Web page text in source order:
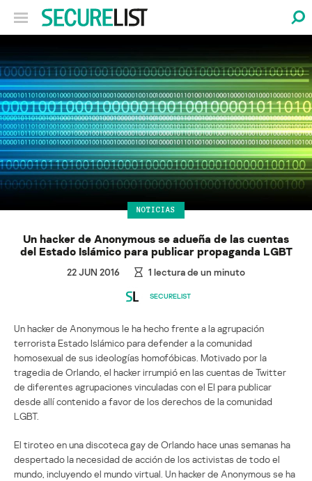
NOTICIAS
Un hacker de Anonymous se adueña de las cuentas
del Estado Islámico para publicar propaganda LGBT
22 JUN 2016 1 lectura de un minuto
SECURELIST
Un hacker de Anonymous le ha hecho frente a la agrupación
terrorista Estado Islámico para defender a la comunidad
homosexual de sus ideologías homofóbicas. Motivado por la
tragedia de Orlando, el hacker irrumpió en las cuentas de Twitter
de diferentes agrupaciones vinculadas con el EI para publicar
desde allí contenido a favor de los derechos de la comunidad
LGBT.
El tiroteo en una discoteca gay de Orlando hace unas semanas ha
despertado la necesidad de acción de los activistas de todo el
mundo, incluyendo el mundo virtual. Un hacker de Anonymous se ha